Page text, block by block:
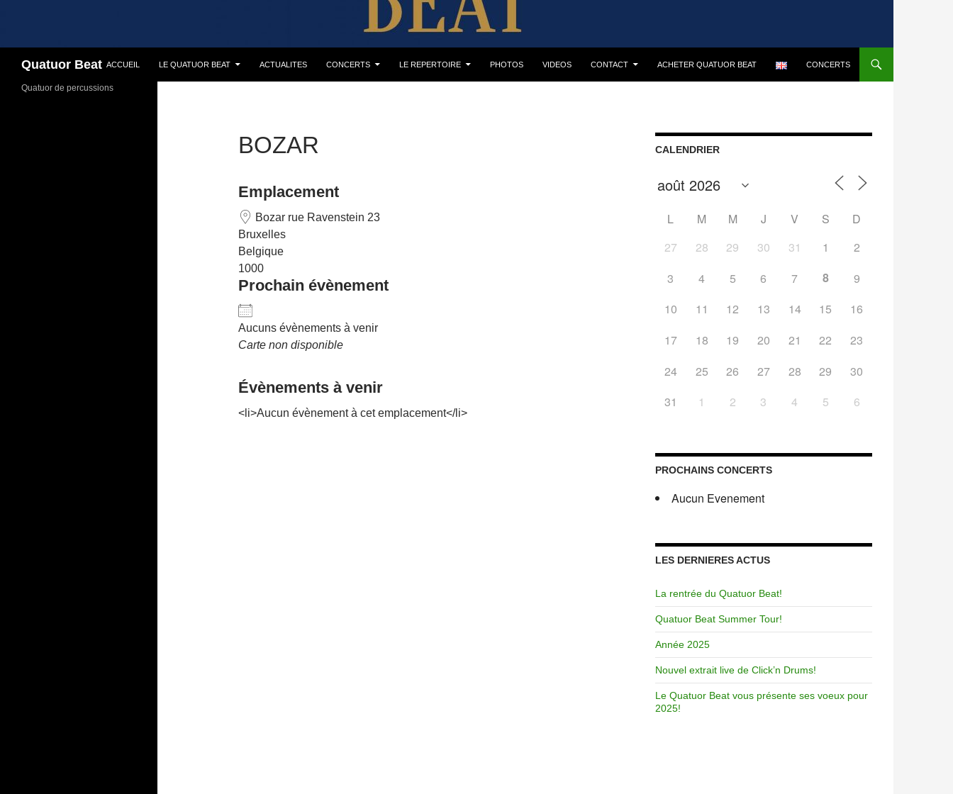
Quatuor Beat ACCUEIL LE QUATUOR BEAT ACTUALITES CONCERTS LE REPERTOIRE PHOTOS VIDEOS CONTACT ACHETER QUATUOR BEAT CONCERTS
BOZAR
Emplacement
Bozar rue Ravenstein 23
Bruxelles
Belgique
1000
Prochain évènement
Aucuns évènements à venir
Carte non disponible
Évènements à venir
<li>Aucun évènement à cet emplacement</li>
CALENDRIER
L M M J V S
D
27
28 29 30 31 1
2
3
4 5 6 7 8
9
10
11 12 13 14 15
16
17
18 19 20 21 22
23
24
25 26 27 28 29
30
31
1 2 3 4 5 6
PROCHAINS CONCERTS
Aucun Evenement
LES DERNIERES ACTUS
La rentrée du Quatuor Beat!
Quatuor Beat Summer Tour!
Année 2025
Nouvel extrait live de Click’n Drums!
Le Quatuor Beat vous présente ses voeux pour
2025!
Quatuor de percussions